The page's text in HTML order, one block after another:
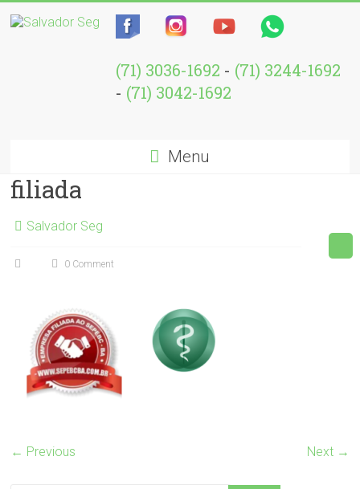
(71) 3036-1692 - (71) 3244-1692
- (71) 3042-1692
Menu
filiada
Salvador Seg
0 Comment
← Previous Next →